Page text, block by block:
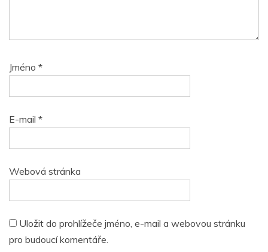
Jméno *
E-mail *
Webová stránka
Uložit do prohlížeče jméno, e-mail a webovou stránku
pro budoucí komentáře.